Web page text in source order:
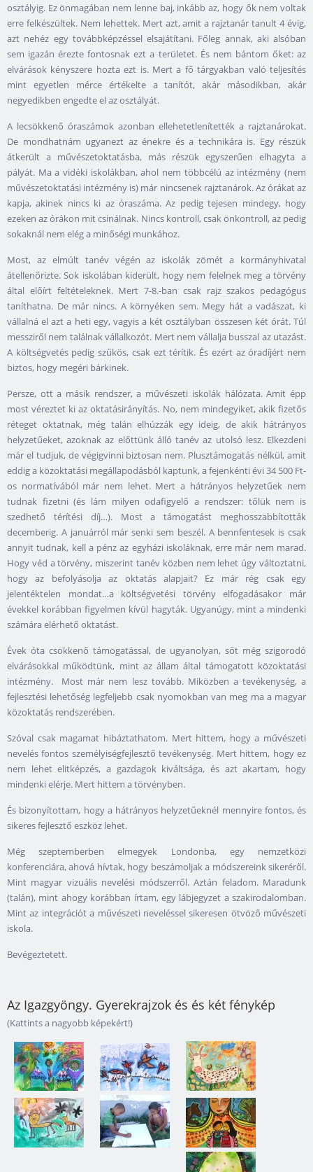
osztályig. Ez önmagában nem lenne baj, inkább az, hogy ők nem voltak
erre felkészültek. Nem lehettek. Mert azt, amit a rajztanár tanult 4 évig,
azt nehéz egy továbbképzéssel elsajátítani. Főleg annak, aki alsóban
sem igazán érezte fontosnak ezt a területet. És nem bántom őket: az
elvárások kényszere hozta ezt is. Mert a fő tárgyakban való teljesítés
mint egyetlen mérce értékelte a tanítót, akár másodikban, akár
negyedikben engedte el az osztályát.
A lecsökkenő óraszámok azonban ellehetetlenítették a rajztanárokat.
De mondhatnám ugyanezt az énekre és a technikára is. Egy részük
átkerült a művészetoktatásba, más részük egyszerűen elhagyta a
pályát. Ma a vidéki iskolákban, ahol nem többcélú az intézmény (nem
művészetoktatási intézmény is) már nincsenek rajztanárok. Az órákat az
kapja, akinek nincs ki az óraszáma. Az pedig tejesen mindegy, hogy
ezeken az órákon mit csinálnak. Nincs kontroll, csak önkontroll, az pedig
sokaknál nem elég a minőségi munkához.
Most, az elmúlt tanév végén az iskolák zömét a kormányhivatal
átellenőrizte. Sok iskolában kiderült, hogy nem felelnek meg a törvény
által előírt feltételeknek. Mert 7-8.-ban csak rajz szakos pedagógus
taníthatna. De már nincs. A környéken sem. Megy hát a vadászat, ki
vállalná el azt a heti egy, vagyis a két osztályban összesen két órát. Túl
messziről nem találnak vállalkozót. Mert nem vállalja busszal az utazást.
A költségvetés pedig szűkös, csak ezt térítik. És ezért az óradíjért nem
biztos, hogy megéri bárkinek.
Persze, ott a másik rendszer, a művészeti iskolák hálózata. Amit épp
most véreztet ki az oktatásirányítás. No, nem mindegyiket, akik fizetős
réteget oktatnak, még talán elhúzzák egy ideig, de akik hátrányos
helyzetűeket, azoknak az előttünk álló tanév az utolsó lesz. Elkezdeni
már el tudjuk, de végigvinni biztosan nem. Plusztámogatás nélkül, amit
eddig a közoktatási megállapodásból kaptunk, a fejenkénti évi 34 500 Ft-
os normatívából már nem lehet. Mert a hátrányos helyzetűek nem
tudnak fizetni (és lám milyen odafigyelő a rendszer: tőlük nem is
szedhető térítési díj…). Most a támogatást meghosszabbították
decemberig. A januárról már senki sem beszél. A bennfentesek is csak
annyit tudnak, kell a pénz az egyházi iskoláknak, erre már nem marad.
Hogy véd a törvény, miszerint tanév közben nem lehet úgy változtatni,
hogy az befolyásolja az oktatás alapjait? Ez már rég csak egy
jelentéktelen mondat…a költségvetési törvény elfogadásakor már
évekkel korábban figyelmen kívül hagyták. Ugyanúgy, mint a mindenki
számára elérhető oktatást.
Évek óta csökkenő támogatással, de ugyanolyan, sőt még szigorodó
elvárásokkal működtünk, mint az állam által támogatott közoktatási
intézmény. Most már nem lesz tovább. Miközben a tevékenység, a
fejlesztési lehetőség legfeljebb csak nyomokban van meg ma a magyar
közoktatás rendszerében.
Szóval csak magamat hibáztathatom. Mert hittem, hogy a művészeti
nevelés fontos személyiségfejlesztő tevékenység. Mert hittem, hogy ez
nem lehet elitképzés, a gazdagok kiváltsága, és azt akartam, hogy
mindenki elérje. Mert hittem a törvényben.
És bizonyítottam, hogy a hátrányos helyzetűeknél mennyire fontos, és
sikeres fejlesztő eszköz lehet.
Még szeptemberben elmegyek Londonba, egy nemzetközi
konferenciára, ahová hívtak, hogy beszámoljak a módszereink sikeréről.
Mint magyar vizuális nevelési módszerről. Aztán feladom. Maradunk
(talán), mint ahogy korábban írtam, egy lábjegyzet a szakirodalomban.
Mint az integrációt a művészeti neveléssel sikeresen ötvöző művészeti
iskola.
Bevégeztetett.
Az Igazgyöngy. Gyerekrajzok és és két fénykép
(Kattints a nagyobb képekért!)